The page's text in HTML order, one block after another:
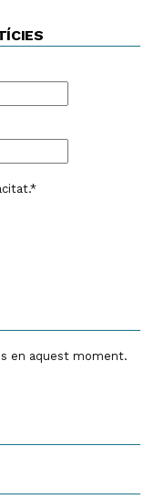
.*
en aquest moment.